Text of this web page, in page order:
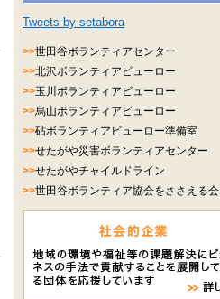
Tweets by setabora
>>世田谷ボランティアセンター
>>北沢ボランティアビューロー
>>玉川ボランティアビューロー
>>烏山ボランティアビューロー
>>砧ボランティアビューロー準備室
>>せたがや災害ボランティアセンター
>>せたがやチャイルドライン
>>世田谷ボランティア協会をささえる会